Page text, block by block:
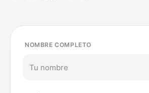
NOMBRE COMPLETO